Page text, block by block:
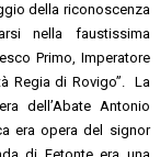
della riconoscenza
nella faustissima
Primo, Imperatore
Regia di Rovigo”. La
dell’Abate Antonio
era opera del signor